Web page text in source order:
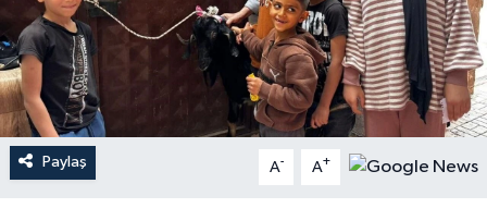
Paylaş A- A+
KÜLTÜR-SANAT
KSÜ
DÜNYA
ROPORTAJ